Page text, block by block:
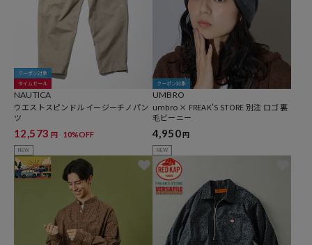
クーポン対象
タイムセール
NAUTICA
ウエストスピンドル イージーチノパン
ツ
12,573 円 10%OFF
NEW
クーポン対象
UMBRO
umbro × FREAK'S STORE 別注 ロゴ 裏
毛ビーニー
4,950円
NEW